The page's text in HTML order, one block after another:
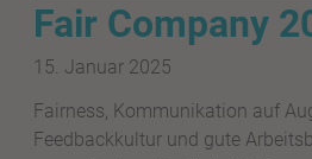
Fair Company
15. Januar 2025
Fairness, Kommunikation auf
Feedbackkultur und gute